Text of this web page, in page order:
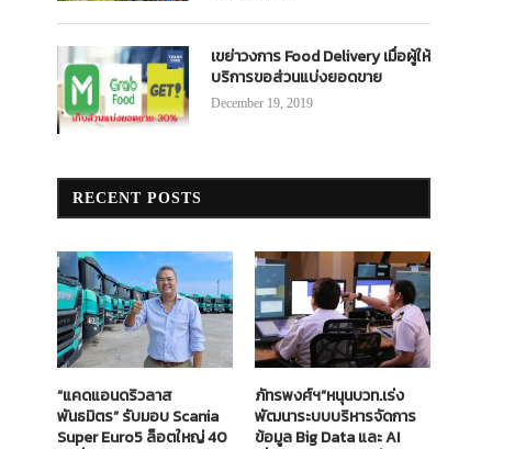
เขย่าวงการ Food Delivery เมื่อผู้ให้
บริการขอส่วนแบ่งยอดขาย
December 19, 2019
RECENT POSTS
“แคดแอนดริวลาส
พันธมิตร” รับมอบ Scania
Super Euro5 ล็อตใหญ่ 40
ภัทรพงศ์ฯ”หนุนบวท.เร่ง
พัฒนาระบบบริหารจัดการ
ข้อมูล Big Data และ AI